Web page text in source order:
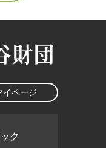
イページ
ク